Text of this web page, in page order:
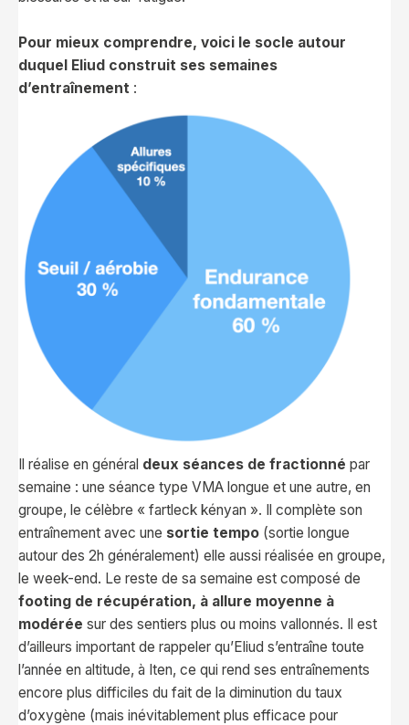
Pour mieux comprendre, voici le socle autour
duquel Eliud construit ses semaines
d’entraînement :
Il réalise en général deux séances de fractionné par
semaine : une séance type VMA longue et une autre, en
groupe, le célèbre « fartleck kényan ». Il complète son
entraînement avec une sortie tempo (sortie longue
autour des 2h généralement) elle aussi réalisée en groupe,
le week-end. Le reste de sa semaine est composé de
footing de récupération, à allure moyenne à
modérée sur des sentiers plus ou moins vallonnés. Il est
d’ailleurs important de rappeler qu’Eliud s’entraîne toute
l’année en altitude, à Iten, ce qui rend ses entraînements
encore plus difficiles du fait de la diminution du taux
d’oxygène (mais inévitablement plus efficace pour